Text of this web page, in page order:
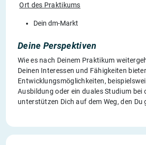
Ort des Praktikums
Dein dm-Markt
Deine Perspektiven
Wie es nach Deinem Praktikum
Deinen Interessen und Fähigkeiten
Entwicklungsmöglichkeiten,
Ausbildung oder ein duales Studium bei
unterstützen Dich auf dem Weg, den Du